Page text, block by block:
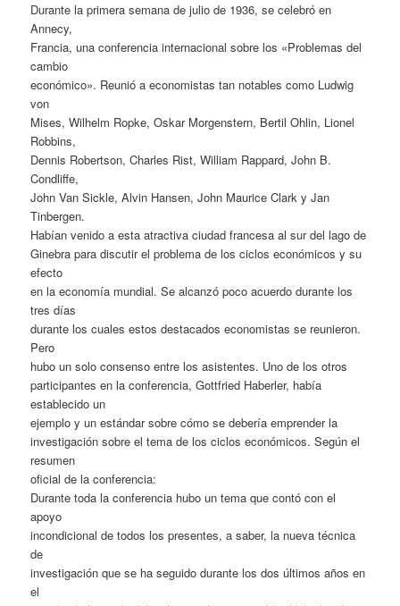
Durante la primera semana de julio de 1936, se celebró en
Annecy,
Francia, una conferencia internacional sobre los «Problemas del
cambio
económico». Reunió a economistas tan notables como Ludwig
von
Mises, Wilhelm Ropke, Oskar Morgenstern, Bertil Ohlin, Lionel
Robbins,
Dennis Robertson, Charles Rist, William Rappard, John B.
Condliffe,
John Van Sickle, Alvin Hansen, John Maurice Clark y Jan
Tinbergen.
Habían venido a esta atractiva ciudad francesa al sur del lago de
Ginebra para discutir el problema de los ciclos económicos y su
efecto
en la economía mundial. Se alcanzó poco acuerdo durante los
tres días
durante los cuales estos destacados economistas se reunieron.
Pero
hubo un solo consenso entre los asistentes. Uno de los otros
participantes en la conferencia, Gottfried Haberler, había
establecido un
ejemplo y un estándar sobre cómo se debería emprender la
investigación sobre el tema de los ciclos económicos. Según el
resumen
oficial de la conferencia:
Durante toda la conferencia hubo un tema que contó con el
apoyo
incondicional de todos los presentes, a saber, la nueva técnica
de
investigación que se ha seguido durante los dos últimos años en
el